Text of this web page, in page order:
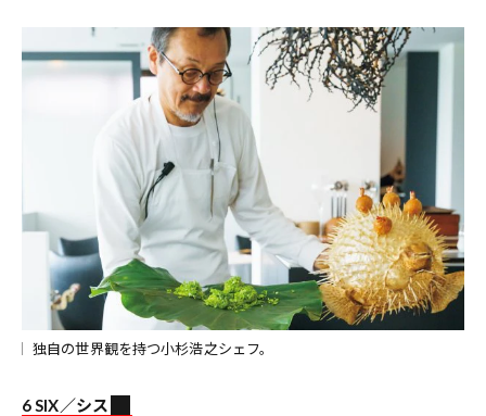
独自の世界観を持つ小杉浩之シェフ。
6 SIX／シス